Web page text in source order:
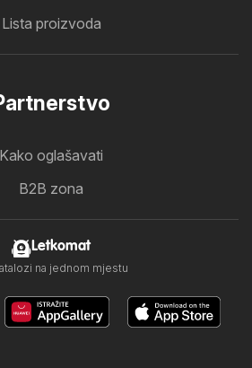
Lista proizvoda
Kako oglašavati
B2B zona
Letkomat
na jednom mjestu